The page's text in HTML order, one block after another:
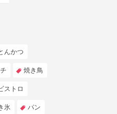
んかつ
焼き鳥
ストロ
氷 パン